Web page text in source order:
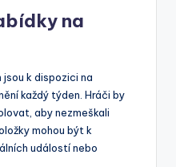
na
k dispozici na
každý týden. Hráči by
aby nezmeškali
mohou být k
událostí nebo